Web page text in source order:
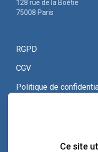
128 rue de la Boétie
75008 Paris
RGPD
CGV
Politique de
Voir le certificatCe site